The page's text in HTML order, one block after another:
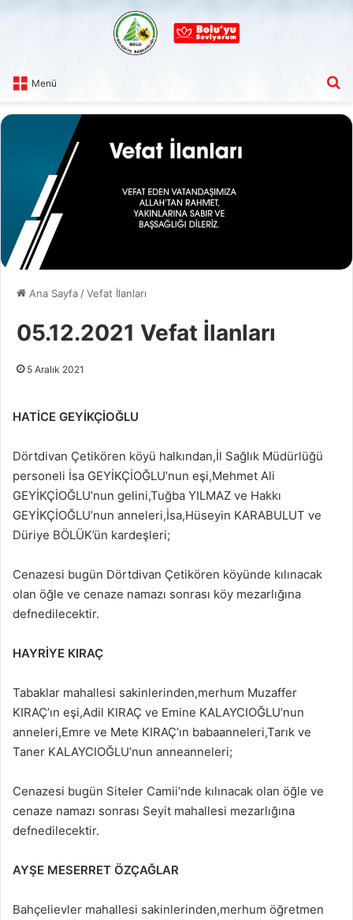
Menü
Ana Sayfa /Vefat İlanları
05.12.2021 Vefat İlanları
5 Aralık 2021
HATİCE GEYİKÇİOĞLU
Dörtdivan Çetikören köyü halkından,İl Sağlık Müdürlüğü
personeli İsa GEYİKÇİOĞLU’nun eşi,Mehmet Ali
GEYİKÇİOĞLU’nun gelini,Tuğba YILMAZ ve Hakkı
GEYİKÇİOĞLU’nun anneleri,İsa,Hüseyin KARABULUT ve
Düriye BÖLÜK’ün kardeşleri;
Cenazesi bugün Dörtdivan Çetikören köyünde kılınacak
olan öğle ve cenaze namazı sonrası köy mezarlığına
defnedilecektir.
HAYRİYE KIRAÇ
Tabaklar mahallesi sakinlerinden,merhum Muzaffer
KIRAÇ’ın eşi,Adil KIRAÇ ve Emine KALAYCIOĞLU’nun
anneleri,Emre ve Mete KIRAÇ’ın babaanneleri,Tarık ve
Taner KALAYCIOĞLU’nun anneanneleri;
Cenazesi bugün Siteler Camii’nde kılınacak olan öğle ve
cenaze namazı sonrası Seyit mahallesi mezarlığına
defnedilecektir.
AYŞE MESERRET ÖZÇAĞLAR
Bahçelievler mahallesi sakinlerinden,merhum öğretmen